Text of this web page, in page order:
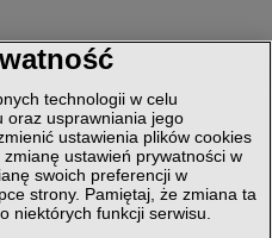
technologii w celu
oraz usprawniania jego
ustawienia plików cookies
ustawień prywatności w
swoich preferencji w
strony. Pamiętaj, że zmiana ta
niektórych funkcji serwisu.